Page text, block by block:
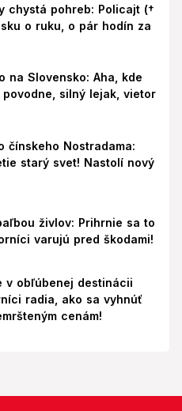
chystá pohreb: Policajt (†
o ruku, o pár hodín za
na Slovensko: Aha, kde
silný lejak, vietor
čínskeho Nostradama:
starý svet! Nastolí nový
živlov: Prihrnie sa to
varujú pred škodami!
v obľúbenej destinácii
radia, ako sa vyhnúť
cenám!